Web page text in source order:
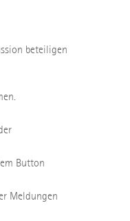
beteiligen
Button
Meldungen